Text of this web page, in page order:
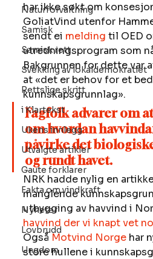
Naturforvaltning
Samisk
Samisk rett
Svekking av lokaldemokratiet
Rettslige skritt
i Klartekst
Ukens innlegg
Utvalgte artikler
Gaute forklarer
Fakta om vindkraft
Nyheter
Lovbrudd
Ungdom
har ikke søkt om
GoliatVind utenfor
sendt ei melding til OED
utredningsprogram som
Bakgrunnen for dette var
at «det er behov for et
kunnskapsgrunnlag».
Fagfolk advarer om
om hvordan
påvirke det
og rundt havet.
NRK hadde nylig en
manglende
utbygging av havvind i
havvind der vi knapt vet
Også Motvind Norge har
store hullene i